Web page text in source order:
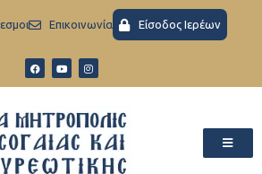
Eπικοινωνία Είσοδος Ιερέων